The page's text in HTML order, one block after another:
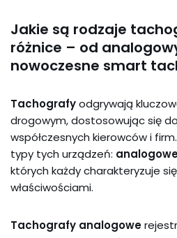
Jakie są rodzaje
różnice – od
nowoczesne smart
Tachografyodgrywają
drogowym, dostosowując się
współczesnych kierowców i
typy tych urządzeń:
których każdy charakteryzuje
właściwościami.
Tachografy analogowe